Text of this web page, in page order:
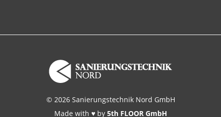
© 2026 Sanierungstechnik Nord GmbH
Made with ♥ by 5th FLOOR GmbH